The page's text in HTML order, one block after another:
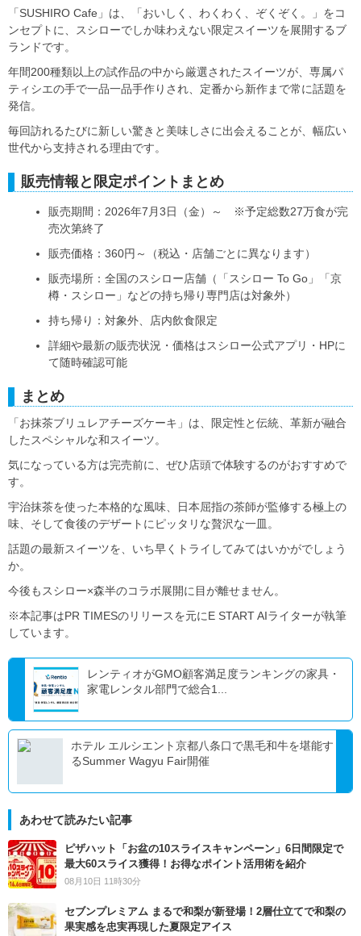
「SUSHIRO Cafe」は、「おいしく、わくわく、ぞくぞく。」をコ
ンセプトに、スシローでしか味わえない限定スイーツを展開するブ
ランドです。
年間200種類以上の試作品の中から厳選されたスイーツが、専属パ
ティシエの手で一品一品手作りされ、定番から新作まで常に話題を
発信。
毎回訪れるたびに新しい驚きと美味しさに出会えることが、幅広い
世代から支持される理由です。
販売情報と限定ポイントまとめ
販売期間：2026年7月3日（金）～ ※予定総数27万食が完
売次第終了
販売価格：360円～（税込・店舗ごとに異なります）
販売場所：全国のスシロー店舗（「スシロー To Go」「京
樽・スシロー」などの持ち帰り専門店は対象外）
持ち帰り：対象外、店内飲食限定
詳細や最新の販売状況・価格はスシロー公式アプリ・HPに
て随時確認可能
まとめ
「お抹茶ブリュレアチーズケーキ」は、限定性と伝統、革新が融合
したスペシャルな和スイーツ。
気になっている方は完売前に、ぜひ店頭で体験するのがおすすめで
す。
宇治抹茶を使った本格的な風味、日本屈指の茶師が監修する極上の
味、そして食後のデザートにピッタリな贅沢な一皿。
話題の最新スイーツを、いち早くトライしてみてはいかがでしょう
か。
今後もスシロー×森半のコラボ展開に目が離せません。
※本記事はPR TIMESのリリースを元にE START AIライターが執筆
しています。
レンティオがGMO顧客満足度ランキングの家具・
家電レンタル部門で総合1...
ホテル エルシエント京都八条口で黒毛和牛を堪能す
るSummer Wagyu Fair開催
あわせて読みたい記事
ピザハット「お盆の10スライスキャンペーン」6日間限定で
最大60スライス獲得！お得なポイント活用術を紹介
08月10日 11時30分
セブンプレミアム まるで和梨が新登場！2層仕立てで和梨の
果実感を忠実再現した夏限定アイス